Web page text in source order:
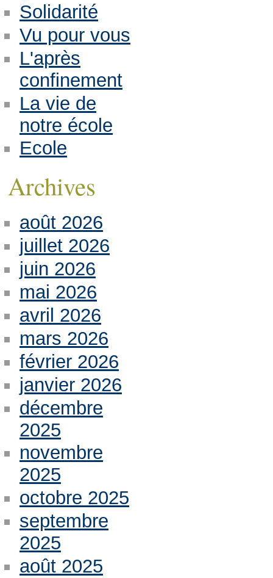
Solidarité
Vu pour vous
L'après
confinement
La vie de
notre école
Ecole
Archives
août 2026
juillet 2026
juin 2026
mai 2026
avril 2026
mars 2026
février 2026
janvier 2026
décembre
2025
novembre
2025
octobre 2025
septembre
2025
août 2025